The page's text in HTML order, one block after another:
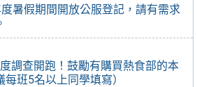
度暑假期間開放公服登記，請有需求
調查開跑！鼓勵有購買熱食部的本
班5名以上同學填寫）